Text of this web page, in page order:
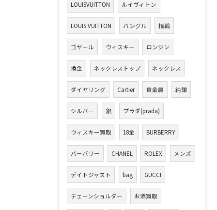
LOUISVUITTON ルイヴィトン
LOUIS VUITTON バングル 指輪
ゴヤール ウィスキー ロンジン
換金 ネックレストップ ネックレス
ダイヤリング Cartier 貴金属 純銀
シルバー 銀 プラダ(prada)
ウィスキー買取 18金 BURBERRY
バーバリー CHANEL ROLEX メンズ
デイトジャスト bag GUCCI
チェーンショルダー お酒買取